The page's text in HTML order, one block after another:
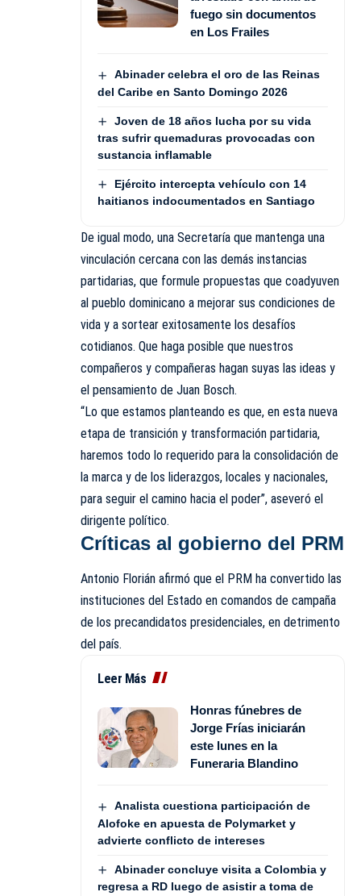
fuego sin documentos
en Los Frailes
Abinader celebra el oro de las Reinas
del Caribe en Santo Domingo 2026
Joven de 18 años lucha por su vida
tras sufrir quemaduras provocadas con
sustancia inflamable
Ejército intercepta vehículo con 14
haitianos indocumentados en Santiago
De igual modo, una Secretaría que mantenga una
vinculación cercana con las demás instancias
partidarias, que formule propuestas que coadyuven
al pueblo dominicano a mejorar sus condiciones de
vida y a sortear exitosamente los desafíos
cotidianos. Que haga posible que nuestros
compañeros y compañeras hagan suyas las ideas y
el pensamiento de Juan Bosch.
“Lo que estamos planteando es que, en esta nueva
etapa de transición y transformación partidaria,
haremos todo lo requerido para la consolidación de
la marca y de los liderazgos, locales y nacionales,
para seguir el camino hacia el poder”, aseveró el
dirigente político.
Críticas al gobierno del PRM
Antonio Florián afirmó que el PRM ha convertido las
instituciones del Estado en comandos de campaña
de los precandidatos presidenciales, en detrimento
del país.
Leer Más
Honras fúnebres de
Jorge Frías iniciarán
este lunes en la
Funeraria Blandino
Analista cuestiona participación de
Alofoke en apuesta de Polymarket y
advierte conflicto de intereses
Abinader concluye visita a Colombia y
regresa a RD luego de asistir a toma de